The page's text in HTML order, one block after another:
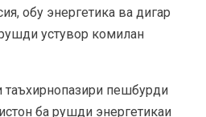
обу энергетика ва дигар
устувор комилан
таъхирнопазири пешбурди
ба рушди энергетикаи